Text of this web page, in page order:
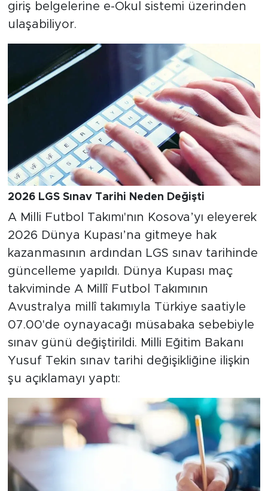
giriş belgelerine e-Okul sistemi üzerinden
ulaşabiliyor.
2026 LGS Sınav Tarihi Neden Değişti
A Milli Futbol Takımı'nın Kosova’yı eleyerek
2026 Dünya Kupası’na gitmeye hak
kazanmasının ardından LGS sınav tarihinde
güncelleme yapıldı. Dünya Kupası maç
takviminde A Millî Futbol Takımının
Avustralya millî takımıyla Türkiye saatiyle
07.00'de oynayacağı müsabaka sebebiyle
sınav günü değiştirildi. Milli Eğitim Bakanı
Yusuf Tekin sınav tarihi değişikliğine ilişkin
şu açıklamayı yaptı: